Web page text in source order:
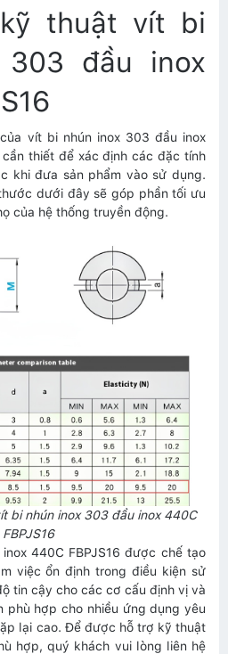
thuật vít bi
303 đầu inox
vít bi nhún inox 303 đầu inox
thiết để xác định các đặc tính
khi đưa sản phẩm vào sử dụng.
dưới đây sẽ góp phần tối ưu
của hệ thống truyền động.
bi nhún inox 303 đầu inox 440C
FBPJS16
440C FBPJS16 được chế tạo
việc ổn định trong điều kiện sử
tin cậy cho các cơ cấu định vị và
phù hợp cho nhiều ứng dụng yêu
lại cao. Để được hỗ trợ kỹ thuật
hợp, quý khách vui lòng liên hệ